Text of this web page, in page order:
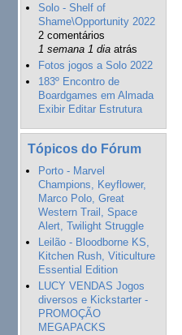
Solo - Shelf of
Shame\Opportunity 2022
2 comentários
1 semana 1 diaatrás
Fotos jogos a Solo 2022
183º Encontro de
Boardgames em Almada
Exibir Editar Estrutura
Tópicos do Fórum
Porto - Marvel
Champions, Keyflower,
Marco Polo, Great
Western Trail, Space
Alert, Twilight Struggle
Leilão - Bloodborne KS,
Kitchen Rush, Viticulture
Essential Edition
LUCY VENDAS Jogos
diversos e Kickstarter -
PROMOÇÃO
MEGAPACKS